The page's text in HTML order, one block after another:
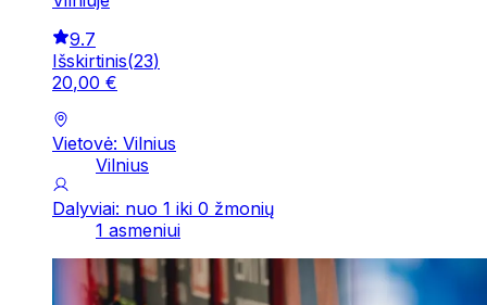
9.7
Išskirtinis(23)
20,00 €
Vietovė: Vilnius
Vilnius
Dalyviai: nuo 1 iki 0 žmonių
1 asmeniui